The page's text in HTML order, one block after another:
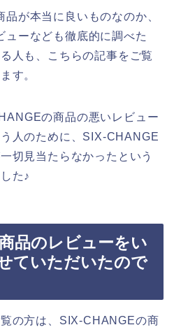
が本当に良いものなのか、
ーなども徹底的に調べた
人も、こちらの記事をご覧
す。
の商品の悪いレビュー
人のために、SIX-CHANGE
切見当たらなかったという
た♪
品のレビューをい
ていただいたので
の方は、SIX-CHANGEの商